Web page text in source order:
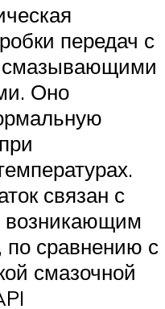
передач с
смазывающими
Оно
связан с
сравнению с
смазочной